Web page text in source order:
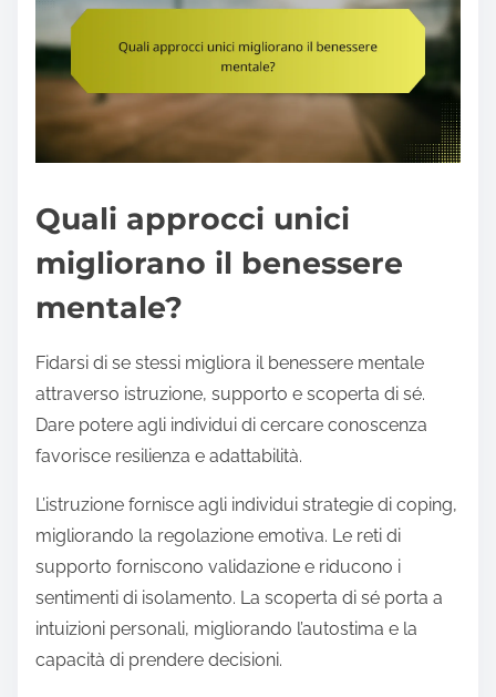
Quali approcci unici
migliorano il benessere
mentale?
Fidarsi di se stessi migliora il benessere mentale
attraverso istruzione, supporto e scoperta di sé.
Dare potere agli individui di cercare conoscenza
favorisce resilienza e adattabilità.
L’istruzione fornisce agli individui strategie di coping,
migliorando la regolazione emotiva. Le reti di
supporto forniscono validazione e riducono i
sentimenti di isolamento. La scoperta di sé porta a
intuizioni personali, migliorando l’autostima e la
capacità di prendere decisioni.